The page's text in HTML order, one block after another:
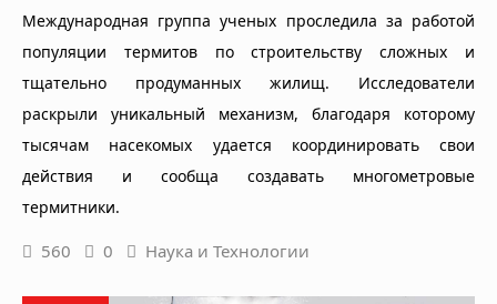
Международная группа ученых проследила за работой
популяции термитов по строительству сложных и
тщательно продуманных жилищ. Исследователи
раскрыли уникальный механизм, благодаря которому
тысячам насекомых удается координировать свои
действия и сообща создавать многометровые
термитники.
560 0 Наука и Технологии